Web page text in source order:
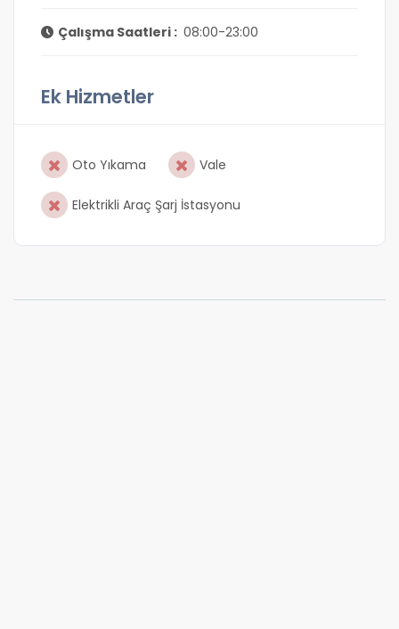
Çalışma Saatleri : 08:00-23:00
Ek Hizmetler
Oto Yıkama Vale
Elektrikli Araç Şarj İstasyonu